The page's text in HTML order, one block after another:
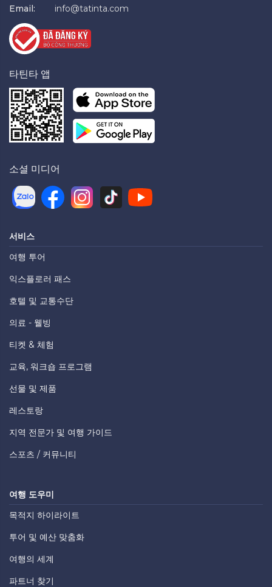
Email:
info@tatinta.com
타틴타 앱
소셜 미디어
서비스
여행 투어
익스플로러 패스
호텔 및 교통수단
의료 - 웰빙
티켓 & 체험
교육, 워크숍 프로그램
선물 및 제품
레스토랑
지역 전문가 및 여행 가이드
스포츠 / 커뮤니티
여행 도우미
목적지 하이라이트
투어 및 예산 맞춤화
여행의 세계
파트너 찾기